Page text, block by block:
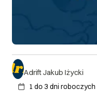
Adrift Jakub Iżycki
1 do 3 dni roboczych